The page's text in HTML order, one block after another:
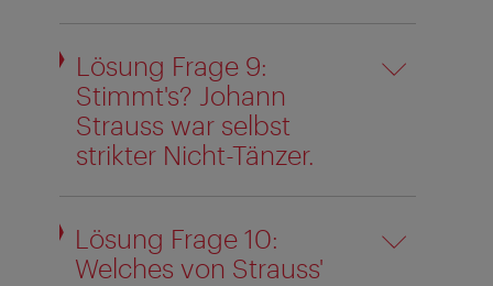
Lösung Frage 9:
Stimmt's? Johann
Strauss war selbst
strikter Nicht-Tänzer.
Lösung Frage 10:
Welches von Strauss'